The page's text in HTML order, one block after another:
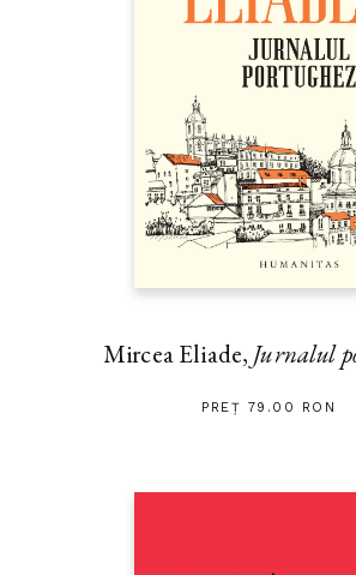
Mircea Eliade, Jurnalul
PREȚ 79.00 RON